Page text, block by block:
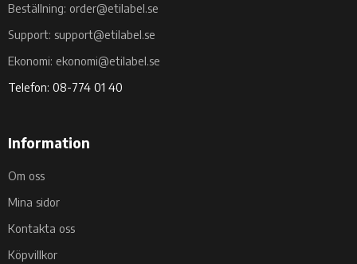
Beställning: order@etilabel.se
Support: support@etilabel.se
Ekonomi: ekonomi@etilabel.se
Telefon: 08-774 01 40
Information
Om oss
Mina sidor
Kontakta oss
Köpvillkor